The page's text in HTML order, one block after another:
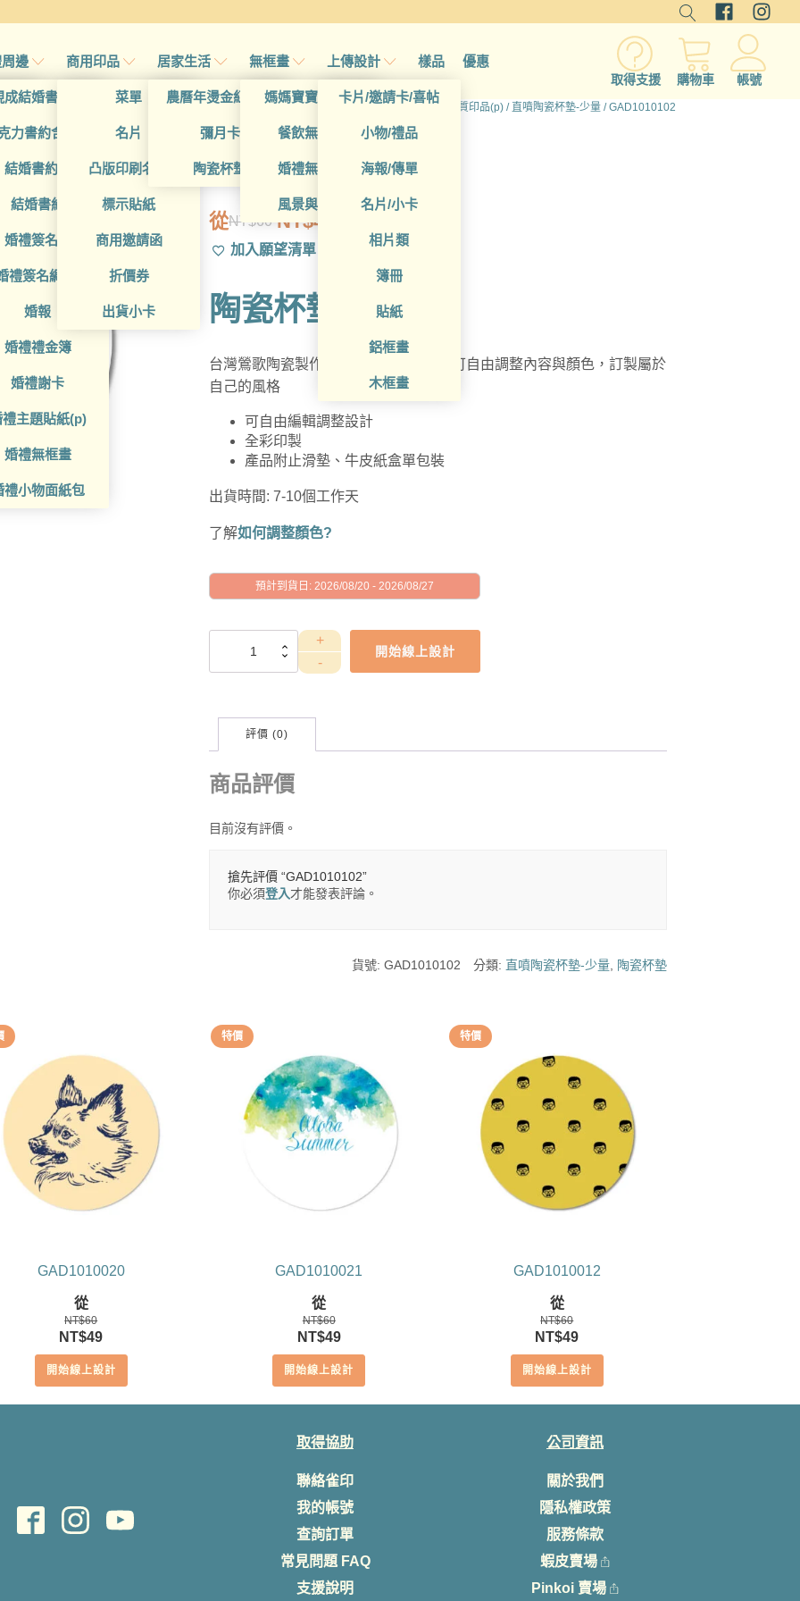
邊
成結婚書約夾
力書約含木座
結婚書約組
結婚書約
婚禮簽名簿
禮簽名綢(p)
婚報
婚禮禮金簿
婚禮謝卡
禮主題貼紙(p)
婚禮無框畫
禮小物面紙包
商用印品
菜單
名片
凸版印刷名片
標示貼紙
商用邀請函
折價券
出貨小卡
居家生活
農曆年燙金紅包袋
彌月卡
陶瓷杯墊
無框畫
媽媽寶寶無框畫
餐飲無框畫
婚禮無框畫
風景與藝術
上傳設計
卡片/邀請卡/喜帖
小物/禮品
海報/傳單
名片/小卡
相片類
簿冊
貼紙
鋁框畫
木框畫
樣品 優惠
取得支援 購物車 帳號
首頁/ 所有產品 硬質印品(p) / 直噴陶瓷杯墊-少量 / GAD1010102
GAD1010102
從NT$60
原
始
價
格：
NT$49
目
前
價
格：
加入願望清單
陶瓷杯墊
台灣鶯歌陶瓷製作的設計款陶瓷杯墊，可自由調整內容與顏色，訂製屬於
自己的風格
可自由編輯調整設計
全彩印製
產品附止滑墊、牛皮紙盒單包裝
出貨時間: 7-10個工作天
了解如何調整顏色?
預計到貨日: 2026/08/20 - 2026/08/27
GAD1010102
開始線上設計
評價 (0)
商品評價
目前沒有評價。
搶先評價 “GAD1010102”
你必須登入才能發表評論。
貨號:GAD1010102 分類: 直噴陶瓷杯墊-少量 陶瓷杯墊
GAD1010020
從
NT$60
原
始
價
NT$49目
前
價
開始線上設計
特價
GAD1010021
從
NT$60
原
始
價
NT$49目
前
價
開始線上設計
特價
GAD1010012
從
NT$60
原
始
價
NT$49目
前
價
開始線上設計
取得協助
聯絡雀印
我的帳號
查詢訂單
常見問題 FAQ
支援說明
公司資訊
關於我們
隱私權政策
服務條款
蝦皮賣場
Pinkoi 賣場